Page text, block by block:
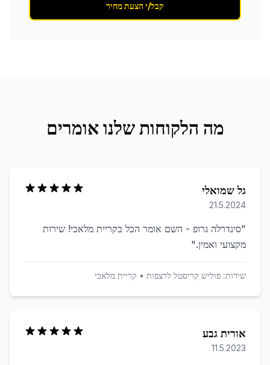
קבל/י הצעת מחיר
מה הלקוחות שלנו אומרים
גל שמואלי
21.5.2024
"סינדרלה גרופ - השם אומר הכל בקריית מלאכי! שירות
מקצועי ואמין."
שירות: פוליש קריסטל לרצפות • קריית מלאכי
אורית גבע
11.5.2023